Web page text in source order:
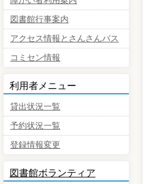
図書館行事案内
アクセス情報とさんさんバス
コミセン情報
利用者メニュー
貸出状況一覧
予約状況一覧
登録情報変更
図書館ボランティア